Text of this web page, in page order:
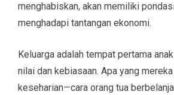
menghabiskan, akan memiliki
menghadapi tantangan ekonomi.
Keluarga adalah tempat pertama
nilai dan kebiasaan. Apa yang
keseharian—cara orang tua